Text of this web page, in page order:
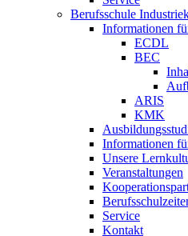
Berufsschule
Informationen
ECDL
BEC
ARIS
KMK
Informationen
Unsere
Veranstaltungen
Service
Kontakt